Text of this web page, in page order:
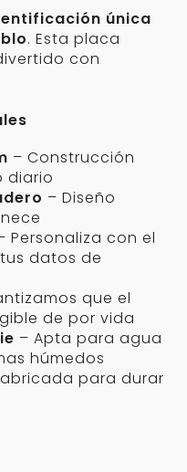
única
. Esta placa
con
– Construcción
diario
– Diseño
Personaliza con el
datos de
que el
de por vida
– Apta para agua
húmedos
para durar